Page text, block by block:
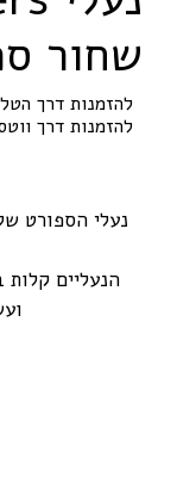
שחור
להזמנות דרך
להזמנות דרך
נעלי הספורט
הנעליים קלות